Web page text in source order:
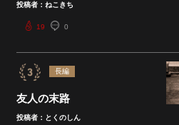
投稿者：ねこきち
19 0
長編
友人の末路
投稿者：とくのしん